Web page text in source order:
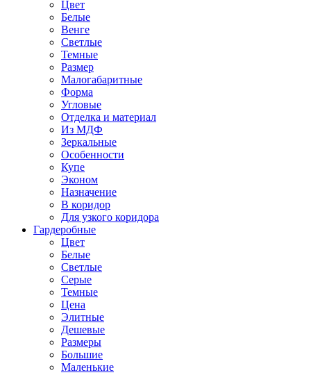
Цвет
Белые
Венге
Светлые
Темные
Размер
Малогабаритные
Форма
Угловые
Отделка и материал
Из МДФ
Зеркальные
Особенности
Купе
Эконом
Назначение
В коридор
Для узкого коридора
Гардеробные
Цвет
Белые
Светлые
Серые
Темные
Цена
Элитные
Дешевые
Размеры
Большие
Маленькие